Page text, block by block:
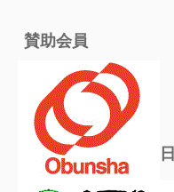
賛助会員